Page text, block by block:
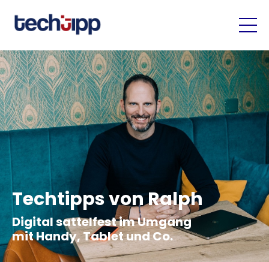
Techtipps von Ralph
Digital sattelfest im Umgang
mit Handy, Tablet und Co.